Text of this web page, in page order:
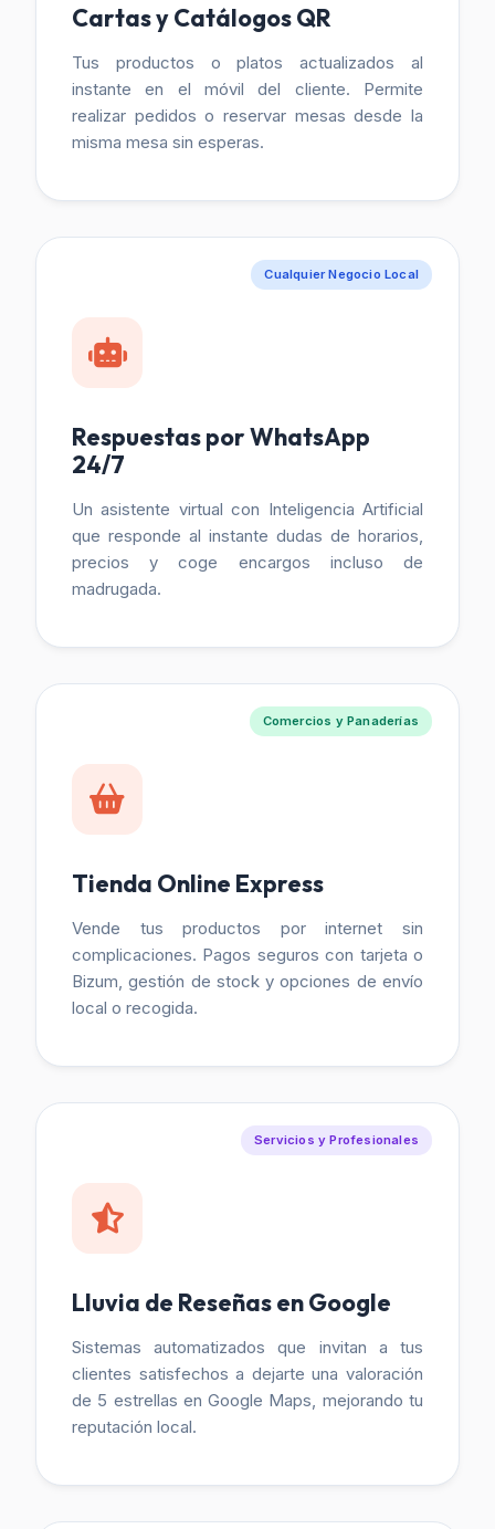
Cartas y Catálogos QR
Tus productos o platos actualizados al
instante en el móvil del cliente. Permite
realizar pedidos o reservar mesas desde la
misma mesa sin esperas.
Cualquier Negocio Local
Respuestas por WhatsApp
24/7
Un asistente virtual con Inteligencia Artificial
que responde al instante dudas de horarios,
precios y coge encargos incluso de
madrugada.
Comercios y Panaderías
Tienda Online Express
Vende tus productos por internet sin
complicaciones. Pagos seguros con tarjeta o
Bizum, gestión de stock y opciones de envío
local o recogida.
Servicios y Profesionales
Lluvia de Reseñas en Google
Sistemas automatizados que invitan a tus
clientes satisfechos a dejarte una valoración
de 5 estrellas en Google Maps, mejorando tu
reputación local.